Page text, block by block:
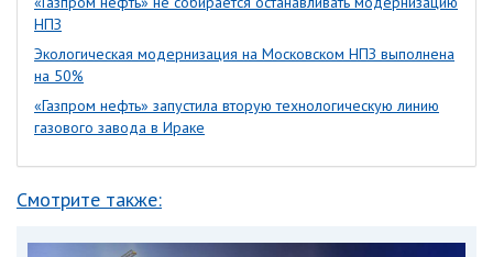
НПЗ
Экологическая модернизация на Московском НПЗ выполнена
на 50%
«Газпром нефть» запустила вторую технологическую линию
газового завода в Ираке
Смотрите также: